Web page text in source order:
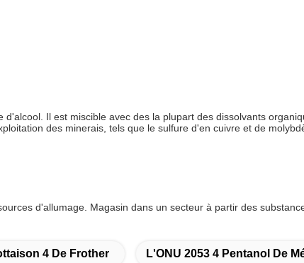
Il est miscible avec des la plupart des dissolvants
des minerais, tels que le sulfure d'en cuivre et de
d'allumage. Magasin dans un secteur à partir des
4 De Frother L'ONU 2053 4 Pentanol De